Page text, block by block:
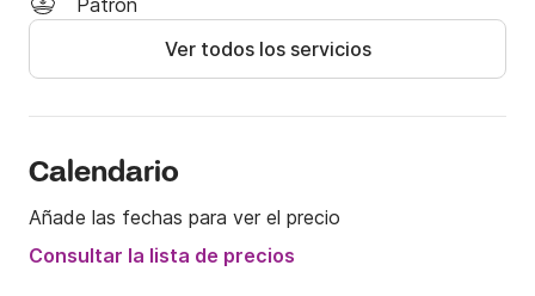
Puede contactarme vía mensaje Click&Boat para
discutir su proyecto de alquiler.
Patrón
Ver todos los servicios
Calendario
Añade las fechas para ver el precio
Consultar la lista de precios